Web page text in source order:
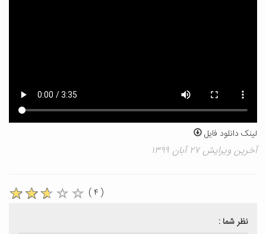
لینک دانلود فایل
آخرین ویرایش ۲۷ آبان ۱۳۹۹
( ۴ )
نظر شما :